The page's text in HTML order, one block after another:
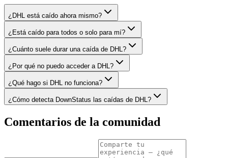
¿DHL está caído ahora mismo?
¿Está caído para todos o solo para mí?
¿Cuánto suele durar una caída de DHL?
¿Por qué no puedo acceder a DHL?
¿Qué hago si DHL no funciona?
¿Cómo detecta DownStatus las caídas de DHL?
Comentarios de la comunidad